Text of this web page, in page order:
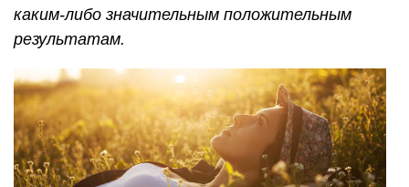
каким-либо значительным положительным
результатам.